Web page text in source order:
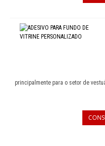
principalmente para o setor de